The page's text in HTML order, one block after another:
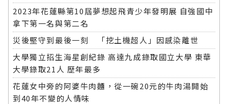
2023年花蓮縣第10屆夢想起飛青少年發明展 自強國中
拿下第一名與第二名
災後堅守到最後一刻 「挖土機超人」因感染離世
大學獨立招生海星創紀錄 高達九成錄取國立大學 東華
大學錄取21人 歷年最多
花蓮女中旁的阿婆牛肉麵，從一碗20元的牛肉湯開始
到40年不變的人情味